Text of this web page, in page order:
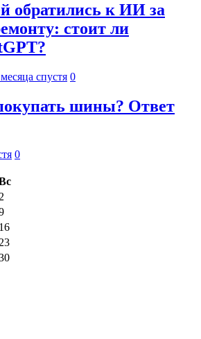
обратились к ИИ за
стоит ли
спустя 0
шины? Ответ
0
2
16
23